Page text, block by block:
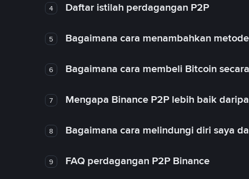
4 Daftar istilah perdagangan P2P
5 Bagaimana cara menambahkan
6 Bagaimana cara membeli Bitcoin
7 Mengapa Binance P2P lebih baik
8 Bagaimana cara melindungi diri saya
9 FAQ perdagangan P2P Binance